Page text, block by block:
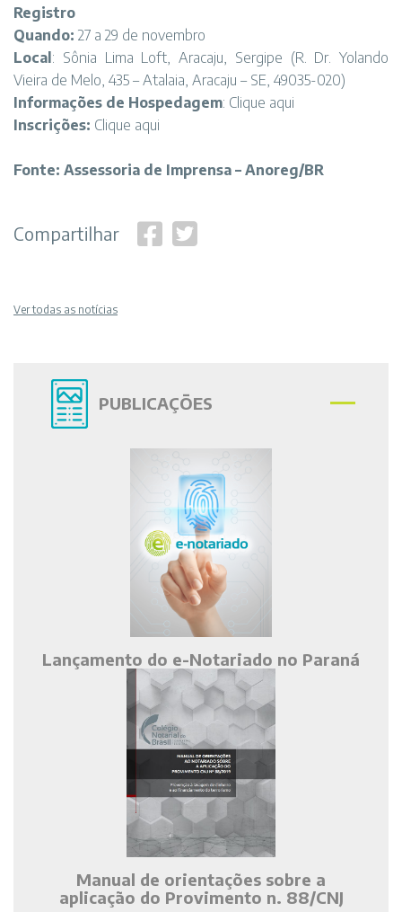
Registro
Quando: 27 a 29 de novembro
Local : Sônia Lima Loft, Aracaju, Sergipe (R. Dr. Yolando
Vieira de Melo, 435 – Atalaia, Aracaju – SE, 49035-020)
Informações de Hospedagem: Clique aqui
Inscrições: Clique aqui
Fonte: Assessoria de Imprensa – Anoreg/BR
Compartilhar
Ver todas as notícias
PUBLICAÇÕES
Lançamento do e-Notariado no Paraná
Manual de orientações sobre a
aplicação do Provimento n. 88/CNJ